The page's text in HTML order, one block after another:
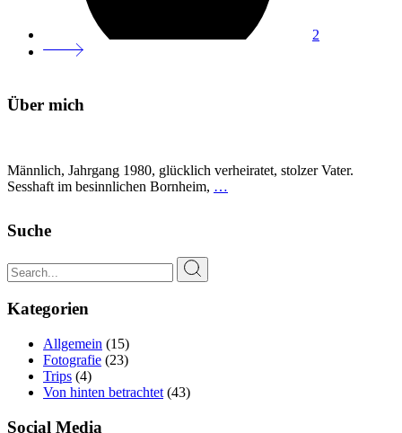
2
Über mich
Männlich, Jahrgang 1980, glücklich verheiratet, stolzer Vater.
Sesshaft im besinnlichen Bornheim, …
Suche
Search
for:
Kategorien
Allgemein (15)
Fotografie (23)
Trips (4)
Von hinten betrachtet (43)
Social Media